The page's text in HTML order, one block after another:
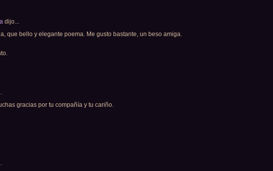
dijo...
que bello y elegante poema. Me gusto bastante, un beso amiga.
gracias por tu compañía y tu cariño.